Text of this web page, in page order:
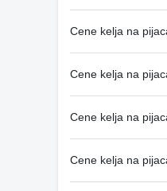
Cene kelja na
Cene kelja na
Cene kelja na
Cene kelja na